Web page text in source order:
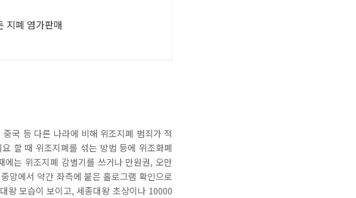
지폐 염가판매
국 등 다른 나라에 비해 위조지폐 범죄가 적
할 때 위조지폐를 섞는 방법 등에 위조화폐
는 위조지폐 감별기를 쓰거나 만원권, 오만
앙에서 약간 좌측에 붙은 홀로그램 확인으로
왕 모습이 보이고, 세종대왕 초상이나 10000